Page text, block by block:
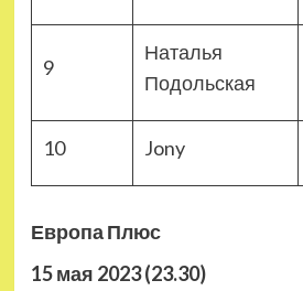
9
Наталья
Подольская
10 Jony
Европа Плюс
15 мая 2023 (23.30)